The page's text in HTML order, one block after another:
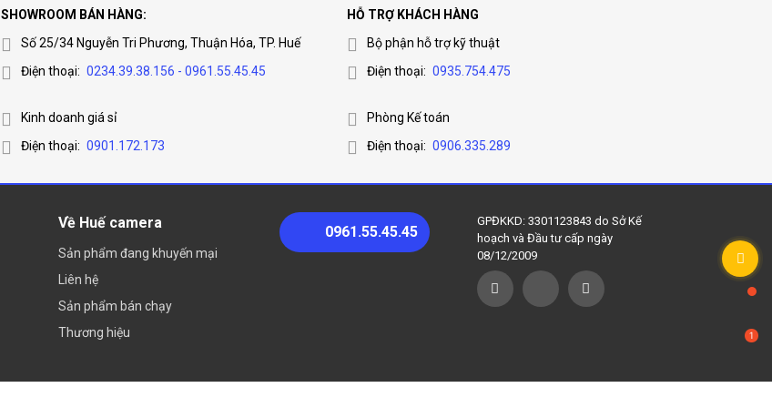
SHOWROOM BÁN HÀNG:
Số 25/34 Nguyễn Tri Phương, Thuận Hóa, TP. Huế
Điện thoại: 0234.39.38.156 - 0961.55.45.45
Kinh doanh giá sỉ
Điện thoại: 0901.172.173
HỖ TRỢ KHÁCH HÀNG
Bộ phận hỗ trợ kỹ thuật
Điện thoại: 0935.754.475
Phòng Kế toán
Điện thoại: 0906.335.289
Về Huế camera
Sản phẩm đang khuyến mại
Liên hệ
Sản phẩm bán chạy
Thương hiệu
0961.55.45.45
GPĐKKD: 3301123843 do Sở Kế
hoạch và Đầu tư cấp ngày
08/12/2009